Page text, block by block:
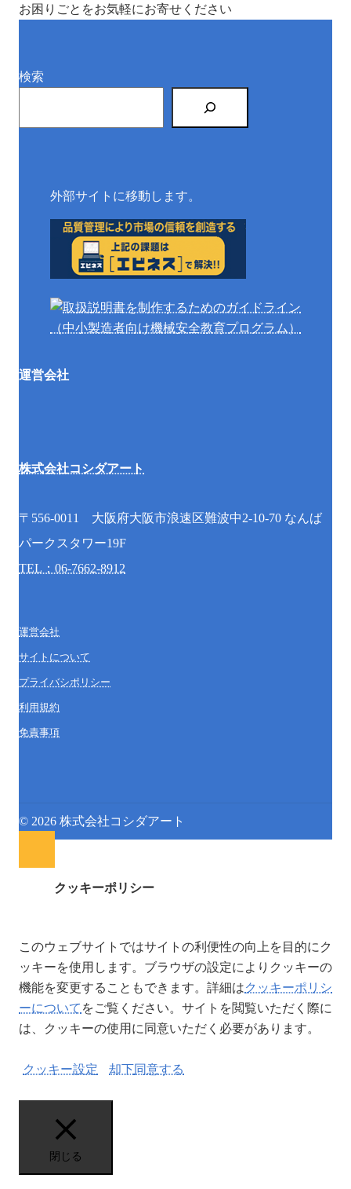
お困りごとをお気軽にお寄せください
検索
外部サイトに移動します。
運営会社
株式会社コシダアート
〒556-0011 大阪府大阪市浪速区難波中2-10-70 なんば
パークスタワー19F
TEL：06-7662-8912
運営会社
サイトについて
プライバシポリシー
利用規約
免責事項
© 2026 株式会社コシダアート
クッキーポリシー
このウェブサイトではサイトの利便性の向上を目的にク
ッキーを使用します。ブラウザの設定によりクッキーの
機能を変更することもできます。詳細はクッキーポリシ
ーについて をご覧ください。サイトを閲覧いただく際に
は、クッキーの使用に同意いただく必要があります。
クッキー設定 却下同意する
閉じる